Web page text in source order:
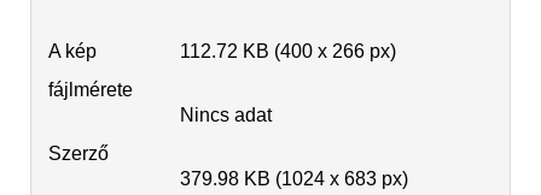
A kép
fájlmérete
112.72 KB (400 x 266 px)
Szerző
Nincs adat
379.98 KB (1024 x 683 px)